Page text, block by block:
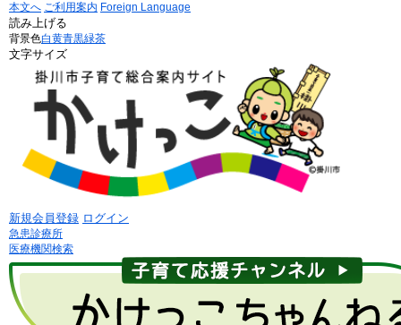
本文へ ご利用案内 Foreign Language
読み上げる
背景色白黄青黒緑茶
文字サイズ
新規会員登録 ログイン
急患診療所
医療機関検索